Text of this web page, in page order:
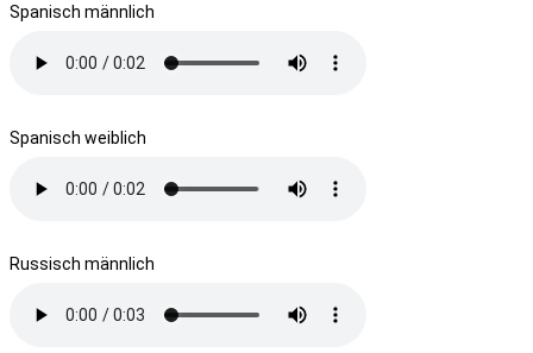
Spanisch männlich
Spanisch weiblich
Russisch männlich